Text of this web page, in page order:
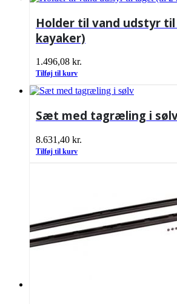
Holder til vand udstyr
kayaker)
1.496,08 kr.
Tilføj til kurv
Sæt med tagræling i
8.631,40 kr.
Tilføj til kurv